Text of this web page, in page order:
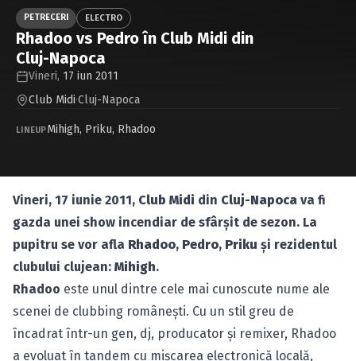
Caută în site...
PETRECERI ELECTRO
Rhadoo vs Pedro în Club Midi din
Cluj-Napoca
Vineri, 17 iun 2011
Club Midi·Cluj-Napoca
LINEUPMihigh, Priku, Rhadoo
Vineri, 17 iunie 2011, Club Midi din Cluj-Napoca va fi
gazda unei show incendiar de sfârşit de sezon. La
pupitru se vor afla Rhadoo, Pedro, Priku şi rezidentul
clubului clujean: Mihigh.
Rhadoo este unul dintre cele mai cunoscute nume ale
scenei de clubbing româneşti. Cu un stil greu de
încadrat într-un gen, dj, producator şi remixer, Rhadoo
a evoluat în tandem cu mişcarea electronică locală,